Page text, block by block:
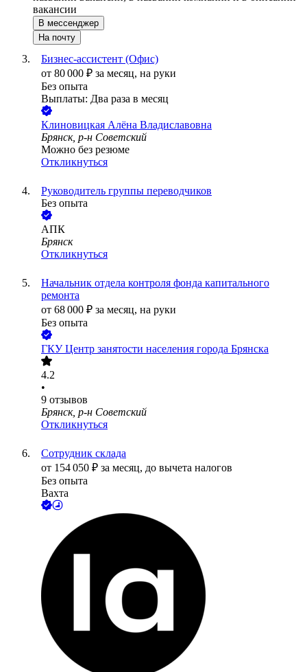
вакансии
В мессенджер
На почту
Бизнес-ассистент (Офис)
от 80 000 ₽ за месяц, на руки
Без опыта
Выплаты: Два раза в месяц
Клиновицкая Алёна Владиславовна
Брянск, р-н Советский
Можно без резюме
Откликнуться
Руководитель группы переводчиков
Без опыта
АПК
Брянск
Откликнуться
Начальник отдела контроля фонда капитального
ремонта
от 68 000 ₽ за месяц, на руки
Без опыта
ГКУ Центр занятости населения города Брянска
4.2
•
9 отзывов
Брянск, р-н Советский
Откликнуться
Сотрудник склада
от 154 050 ₽ за месяц, до вычета налогов
Без опыта
Вахта